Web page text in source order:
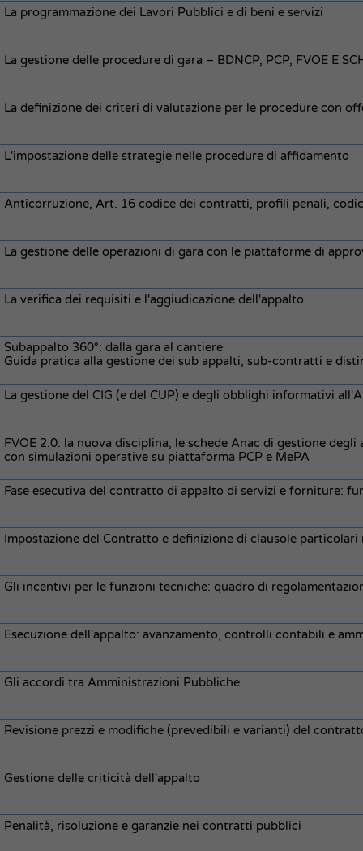
La programmazione dei Lavori Pubblici e di beni e servizi
La gestione delle procedure di gara – BDNCP, PCP, FVOE E
La definizione dei criteri di valutazione per le procedure con
L'impostazione delle strategie nelle procedure di affidamento
Anticorruzione, Art. 16 codice dei contratti, profili penali,
La gestione delle operazioni di gara con le piattaforme di
La verifica dei requisiti e l'aggiudicazione dell'appalto
Subappalto 360°: dalla gara al cantiere
Guida pratica alla gestione dei sub appalti, sub-contratti e
La gestione del CIG (e del CUP) e degli obblighi informativi
FVOE 2.0: la nuova disciplina, le schede Anac di gestione
con simulazioni operative su piattaforma PCP e MePA
Fase esecutiva del contratto di appalto di servizi e forniture:
Impostazione del Contratto e definizione di clausole particolari
Gli incentivi per le funzioni tecniche: quadro di
Esecuzione dell'appalto: avanzamento, controlli contabili e
Gli accordi tra Amministrazioni Pubbliche
Revisione prezzi e modifiche (prevedibili e varianti) del
Gestione delle criticità dell'appalto
Penalità, risoluzione e garanzie nei contratti pubblici